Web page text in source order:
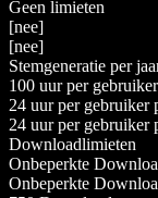
Geen limieten
[nee]
[nee]
Stemgeneratie per
100 uur per
24 uur per gebruiker
24 uur per gebruiker
Downloadlimieten
Onbeperkte
Onbeperkte